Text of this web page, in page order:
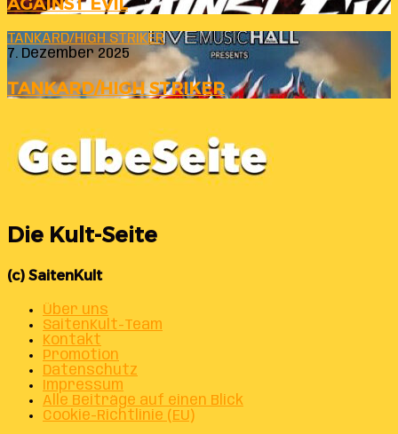
AGAINST EVIL
TANKARD/HIGH STRIKER
7. Dezember 2025
TANKARD/HIGH STRIKER
Die Kult-Seite
(c) SaitenKult
Über uns
SaitenKult-Team
Kontakt
Promotion
Datenschutz
Impressum
Alle Beiträge auf einen Blick
Cookie-Richtlinie (EU)